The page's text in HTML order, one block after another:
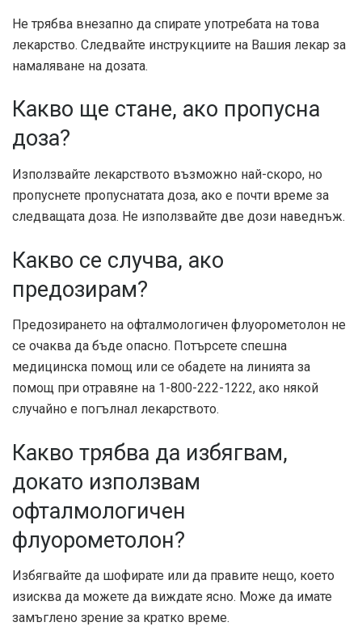
Не трябва внезапно да спирате употребата на това
лекарство. Следвайте инструкциите на Вашия лекар за
намаляване на дозата.
Какво ще стане, ако пропусна
доза?
Използвайте лекарството възможно най-скоро, но
пропуснете пропуснатата доза, ако е почти време за
следващата доза. Не използвайте две дози наведнъж.
Какво се случва, ако
предозирам?
Предозирането на офталмологичен флуорометолон не
се очаква да бъде опасно. Потърсете спешна
медицинска помощ или се обадете на линията за
помощ при отравяне на 1-800-222-1222, ако някой
случайно е погълнал лекарството.
Какво трябва да избягвам,
докато използвам
офталмологичен
флуорометолон?
Избягвайте да шофирате или да правите нещо, което
изисква да можете да виждате ясно. Може да имате
замъглено зрение за кратко време.